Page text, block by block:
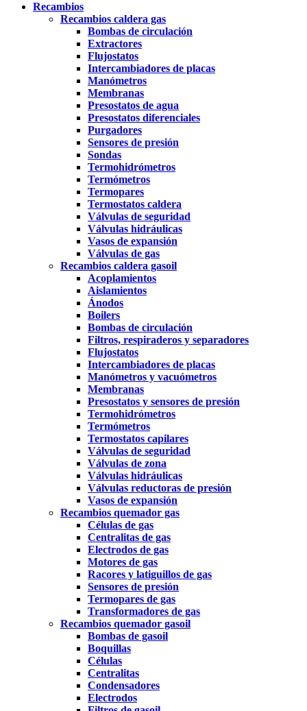
Recambios
Recambios caldera gas
Bombas de circulación
Extractores
Flujostatos
Intercambiadores de placas
Manómetros
Membranas
Presostatos de agua
Presostatos diferenciales
Purgadores
Sensores de presión
Sondas
Termohidrómetros
Termómetros
Termopares
Termostatos caldera
Válvulas de seguridad
Válvulas hidráulicas
Vasos de expansión
Válvulas de gas
Recambios caldera gasoil
Acoplamientos
Aislamientos
Ánodos
Boilers
Bombas de circulación
Filtros, respiraderos y separadores
Flujostatos
Intercambiadores de placas
Manómetros y vacuómetros
Membranas
Presostatos y sensores de presión
Termohidrómetros
Termómetros
Termostatos capilares
Válvulas de seguridad
Válvulas de zona
Válvulas hidráulicas
Válvulas reductoras de presión
Vasos de expansión
Recambios quemador gas
Células de gas
Centralitas de gas
Electrodos de gas
Motores de gas
Racores y latiguillos de gas
Sensores de presión
Termopares de gas
Transformadores de gas
Recambios quemador gasoil
Bombas de gasoil
Boquillas
Células
Centralitas
Condensadores
Electrodos